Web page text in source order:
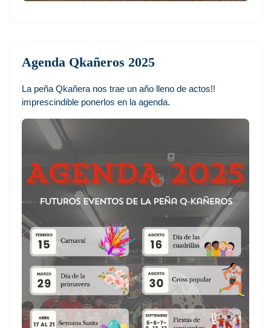
Agenda Qkañeros 2025
La peña Qkañera nos trae un año lleno de actos!!
imprescindible ponerlos en la agenda.